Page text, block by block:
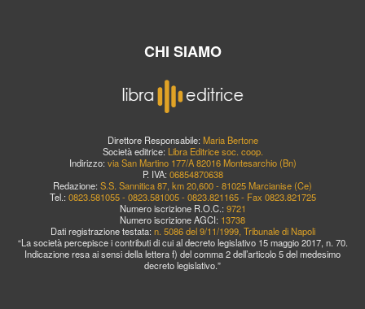
CHI SIAMO
Direttore Responsabile: Maria Bertone
Società editrice: Libra Editrice soc. coop.
Indirizzo: via San Martino 177/A 82016 Montesarchio (Bn)
P. IVA: 06854870638
Redazione: S.S. Sannitica 87, km 20,600 - 81025 Marcianise (Ce)
Tel.: 0823.581055 - 0823.581005 - 0823.821165 - Fax 0823.821725
Numero iscrizione R.O.C.: 9721
Numero iscrizione AGCI: 13738
Dati registrazione testata: n. 5086 del 9/11/1999, Tribunale di Napoli
“La società percepisce i contributi di cui al decreto legislativo 15 maggio 2017, n. 70.
Indicazione resa ai sensi della lettera f) del comma 2 dell’articolo 5 del medesimo
decreto legislativo.”